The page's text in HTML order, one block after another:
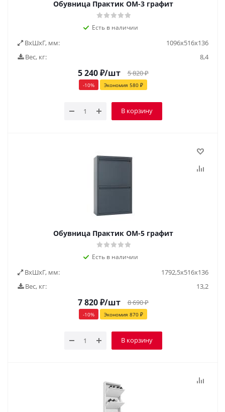
Обувница Практик ОМ-3 графит
Есть в наличии
ВxШxГ, мм:
1096x516x136
Вес, кг:
8,4
5 240₽/шт 5 820₽
-10% Экономия 580 ₽
В корзину
Обувница Практик ОМ-5 графит
Есть в наличии
ВxШxГ, мм:
1792,5x516x136
Вес, кг:
13,2
7 820₽/шт 8 690₽
-10% Экономия 870 ₽
В корзину